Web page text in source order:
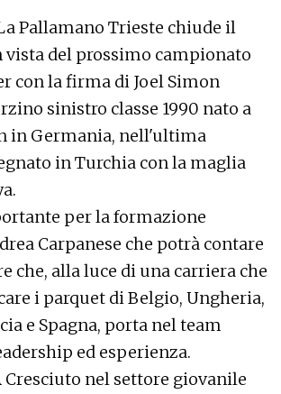
Pallamano Trieste chiude il
vista del prossimo campionato
con la firma di Joel Simon
sinistro classe 1990 nato a
in Germania, nell'ultima
in Turchia con la maglia
per la formazione
Carpanese che potrà contare
che, alla luce di una carriera che
i parquet di Belgio, Ungheria,
e Spagna, porta nel team
ed esperienza.
Cresciuto nel settore giovanile